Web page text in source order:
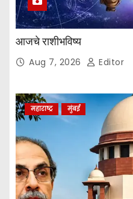
आजचे राशीभविष्य
Aug 7, 2026 Editor
महाराष्ट्र मुंबई